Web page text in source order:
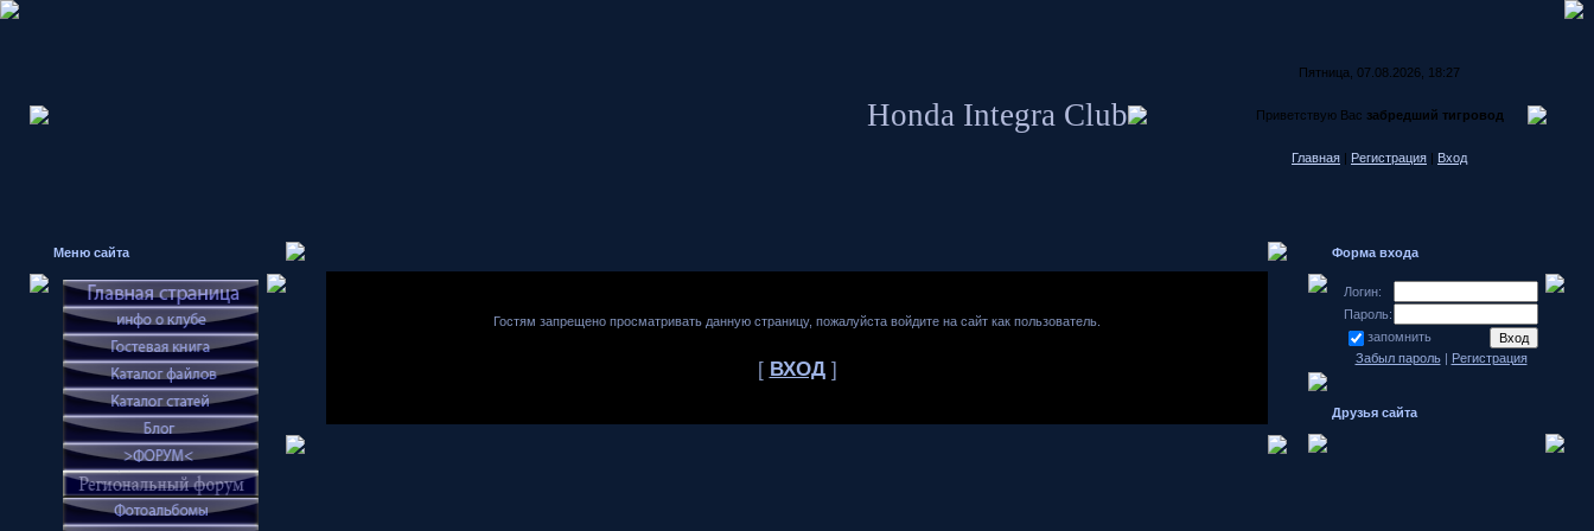
Honda Integra Club
Пятница, 07.08.2026, 18:27
Приветствую Вас забредший тигровод
Главная | Регистрация | Вход
Меню сайта
Гостям запрещено просматривать данную страницу, пожалуйста войдите на сайт как пользователь.
[ ВХОД]
Форма входа
Логин:
Пароль:
запомнить
Забыл пароль| Регистрация
Друзья сайта